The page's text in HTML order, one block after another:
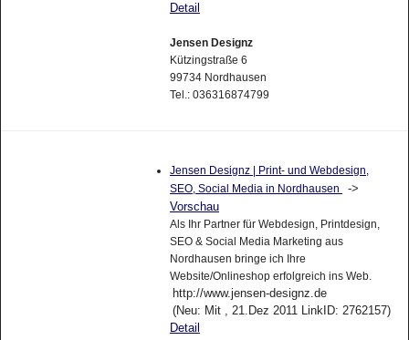
Detail
Jensen Designz
Kützingstraße 6
99734 Nordhausen
Tel.: 036316874799
Jensen Designz | Print- und Webdesign,
SEO, Social Media in Nordhausen
->
Vorschau
Als Ihr Partner für Webdesign, Printdesign,
SEO & Social Media Marketing aus
Nordhausen bringe ich Ihre
Website/Onlineshop erfolgreich ins Web.
http://www.jensen-designz.de
(Neu: Mit , 21.Dez 2011 LinkID: 2762157)
Detail